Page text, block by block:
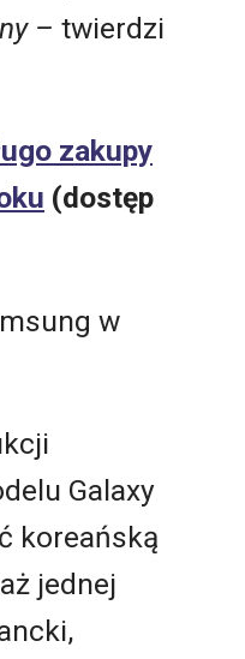
– twierdzi
zakupy
(dostęp
w
Galaxy
koreańską
jednej